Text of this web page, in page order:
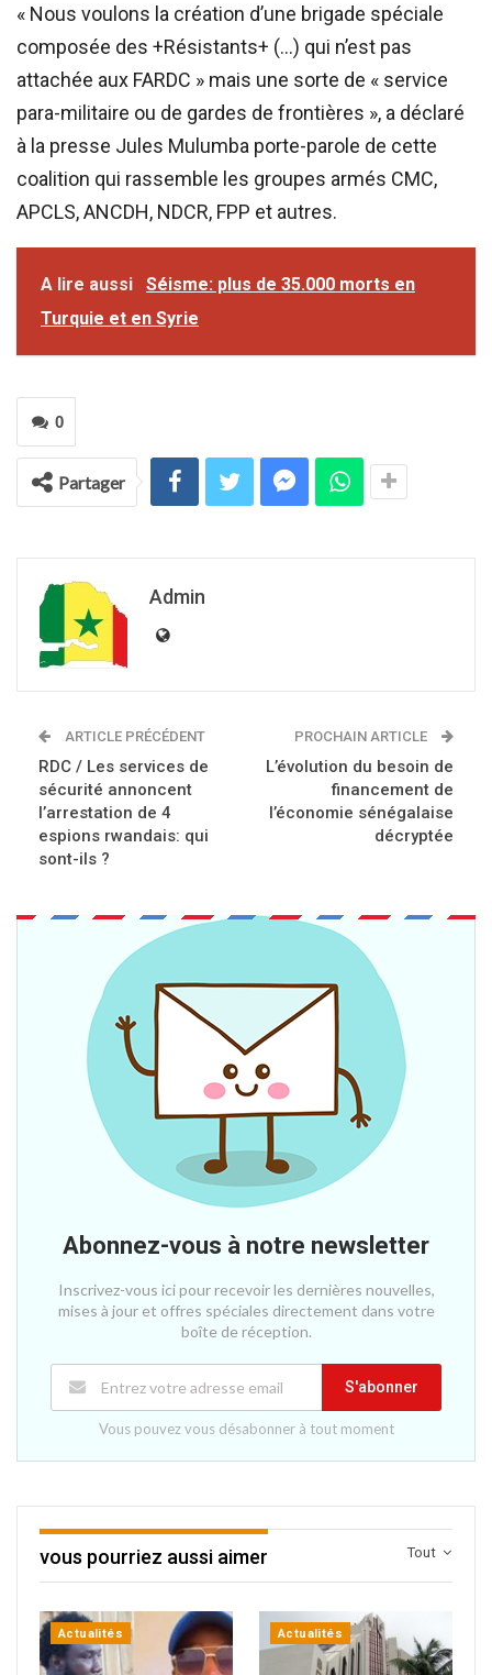
« Nous voulons la création d’une brigade spéciale
composée des +Résistants+ (…) qui n’est pas
attachée aux FARDC » mais une sorte de « service
para-militaire ou de gardes de frontières », a déclaré
à la presse Jules Mulumba porte-parole de cette
coalition qui rassemble les groupes armés CMC,
APCLS, ANCDH, NDCR, FPP et autres.
A lire aussi
Séisme: plus de 35.000 morts en
Turquie et en Syrie
0
Partager
Admin
ARTICLE PRÉCÉDENT
RDC / Les services de
sécurité annoncent
l’arrestation de 4
espions rwandais: qui
sont-ils ?
PROCHAIN ARTICLE
L’évolution du besoin de
financement de
l’économie sénégalaise
décryptée
Abonnez-vous à notre newsletter
Inscrivez-vous ici pour recevoir les dernières nouvelles,
mises à jour et offres spéciales directement dans votre
boîte de réception.
S'abonner
Vous pouvez vous désabonner à tout moment
Tout
vous pourriez aussi aimer
Actualités Actualités